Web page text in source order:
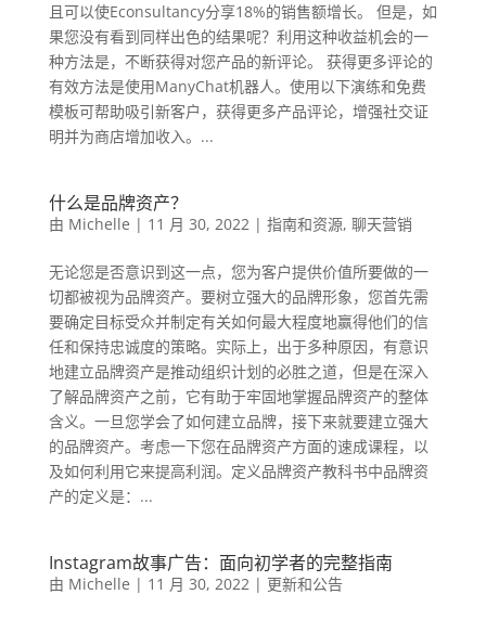
且可以使Econsultancy分享18%的销售额增长。 但是，如
果您没有看到同样出色的结果呢？利用这种收益机会的一
种方法是，不断获得对您产品的新评论。 获得更多评论的
有效方法是使用ManyChat机器人。使用以下演练和免费
模板可帮助吸引新客户，获得更多产品评论，增强社交证
明并为商店增加收入。...
什么是品牌资产？
由 Michelle | 11 月 30, 2022| 指南和资源, 聊天营销
无论您是否意识到这一点，您为客户提供价值所要做的一
切都被视为品牌资产。要树立强大的品牌形象，您首先需
要确定目标受众并制定有关如何最大程度地赢得他们的信
任和保持忠诚度的策略。实际上，出于多种原因，有意识
地建立品牌资产是推动组织计划的必胜之道，但是在深入
了解品牌资产之前，它有助于牢固地掌握品牌资产的整体
含义。一旦您学会了如何建立品牌，接下来就要建立强大
的品牌资产。考虑一下您在品牌资产方面的速成课程，以
及如何利用它来提高利润。定义品牌资产教科书中品牌资
产的定义是：...
Instagram故事广告：面向初学者的完整指南
由 Michelle | 11 月 30, 2022| 更新和公告